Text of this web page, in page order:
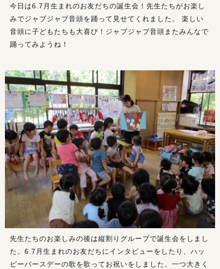
今日は6.7月生まれのお友だちの誕生会！先生たちがお楽し
みでジャブジャブ音頭を踊って見せてくれました。 楽しい
音頭に子どもたちも大喜び！ジャブジャブ音頭またみんなで
踊ってみようね！
先生たちのお楽しみの後は縦割りグループで誕生会をしまし
た。6.7月生まれのお友だちにインタビューをしたり、ハッ
ピーバースデーの歌を歌ってお祝いをしました。一つ大きく